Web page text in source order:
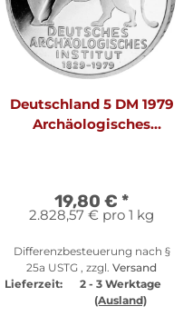
Deutschland 5 DM 1979
Archäologisches
19,80 € *
2.828,57 € pro 1 kg
Differenzbesteuerung nach §
25a USTG , zzgl. Versand
Lieferzeit:
2 - 3 Werktage
(Ausland)